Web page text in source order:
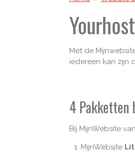
Met de
iedereen kan zijn
4
Bij MijnWebsite
MijnWebsite